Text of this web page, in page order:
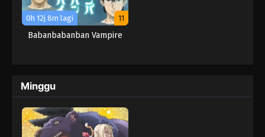
0h 12j 8m lagi 11
Babanbabanban Vampire
Minggu